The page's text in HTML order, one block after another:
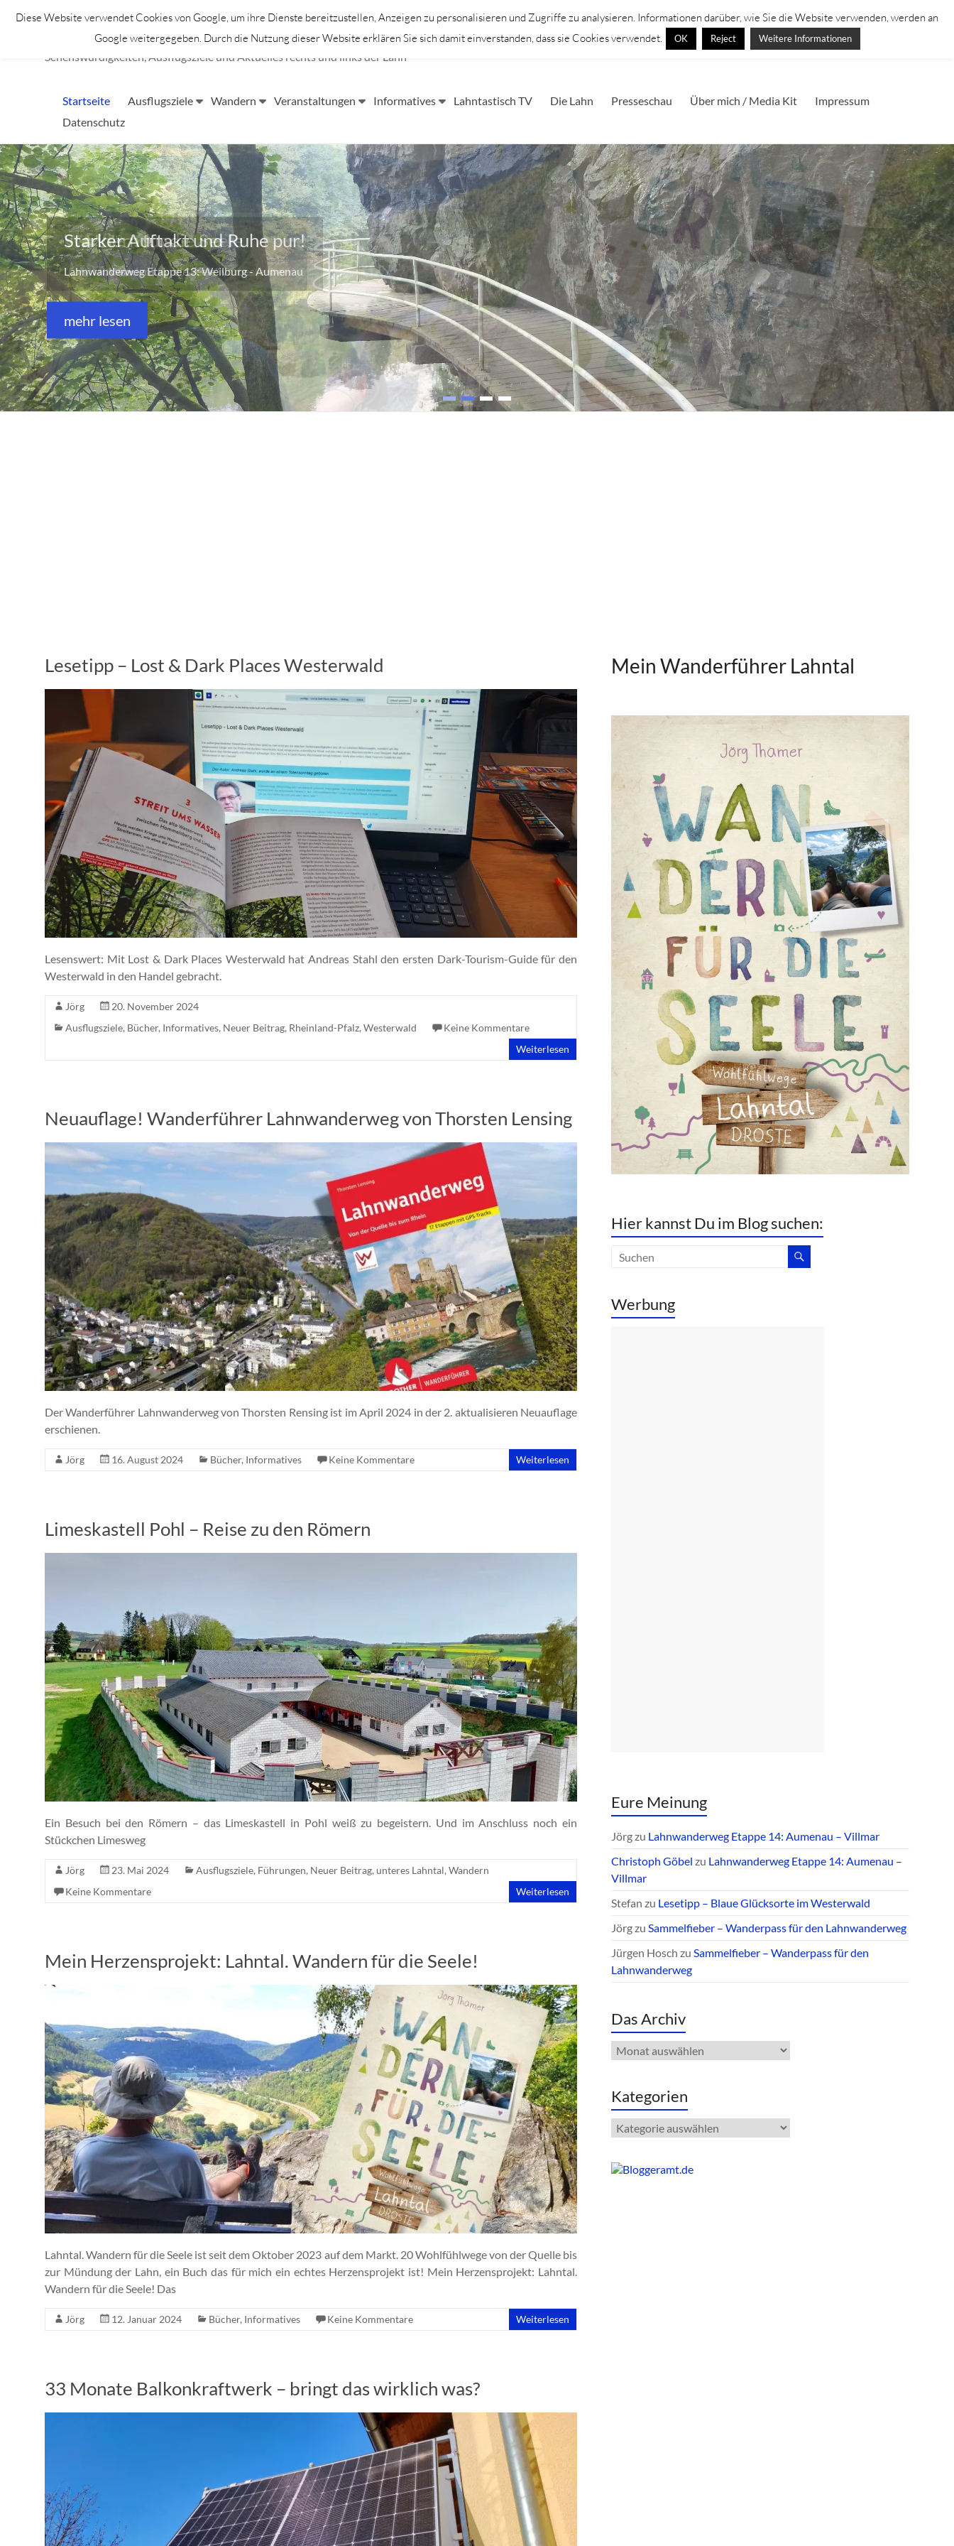
Inhalt
Lahntastisch
Sehenswürdigkeiten, Ausflugsziele und Aktuelles rechts und links der Lahn
Startseite Ausflugsziele Wandern Veranstaltungen Informatives Lahntastisch TV Die Lahn Presseschau Über mich / Media Kit
Impressum
Datenschutz
Starker Auftakt und Ruhe pur!
Lahnwanderweg Etappe 13: Weilburg - Aumenau
mehr lesen
Lesetipp – Lost & Dark Places Westerwald
Lesenswert: Mit Lost & Dark Places Westerwald hat Andreas Stahl den ersten Dark-Tourism-Guide für den
Westerwald in den Handel gebracht.
Jörg
20. November 2024
Ausflugsziele, Bücher, Informatives, Neuer Beitrag, Rheinland-Pfalz, Westerwald
Keine Kommentare
Weiterlesen
Neuauflage! Wanderführer Lahnwanderweg von Thorsten Lensing
Der Wanderführer Lahnwanderweg von Thorsten Rensing ist im April 2024 in der 2. aktualisieren Neuauflage
erschienen.
Jörg 16. August 2024 Bücher, Informatives Keine Kommentare Weiterlesen
Limeskastell Pohl – Reise zu den Römern
Ein Besuch bei den Römern – das Limeskastell in Pohl weiß zu begeistern. Und im Anschluss noch ein
Stückchen Limesweg
Jörg 23. Mai 2024 Ausflugsziele, Führungen, Neuer Beitrag, unteres Lahntal, Wandern
Keine Kommentare
Weiterlesen
Mein Herzensprojekt: Lahntal. Wandern für die Seele!
Lahntal. Wandern für die Seele ist seit dem Oktober 2023 auf dem Markt. 20 Wohlfühlwege von der Quelle bis
zur Mündung der Lahn, ein Buch das für mich ein echtes Herzensprojekt ist! Mein Herzensprojekt: Lahntal.
Wandern für die Seele! Das
Jörg 12. Januar 2024 Bücher, Informatives Keine Kommentare Weiterlesen
33 Monate Balkonkraftwerk – bringt das wirklich was?
Mein Wanderführer Lahntal
Hier kannst Du im Blog suchen:
Werbung
Eure Meinung
Jörgzu Lahnwanderweg Etappe 14: Aumenau – Villmar
Christoph Göbel zu Lahnwanderweg Etappe 14: Aumenau –
Villmar
Stefan zu Lesetipp – Blaue Glücksorte im Westerwald
Jörgzu Sammelfieber – Wanderpass für den Lahnwanderweg
Jürgen Hosch zu Sammelfieber – Wanderpass für den
Lahnwanderweg
Das Archiv
Das
Archiv
Kategorien
Kategorien
Diese Website verwendet Cookies von Google, um ihre Dienste bereitzustellen, Anzeigen zu personalisieren und Zugriffe zu analysieren. Informationen darüber, wie Sie die Website verwenden, werden an
Google weitergegeben. Durch die Nutzung dieser Website erklären Sie sich damit einverstanden, dass sie Cookies verwendet.
OK Reject Weitere Informationen